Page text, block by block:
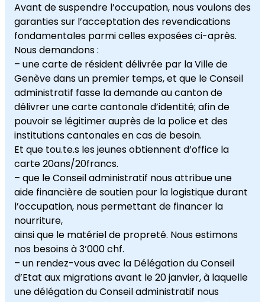
Avant de suspendre l’occupation, nous voulons des
garanties sur l’acceptation des revendications
fondamentales parmi celles exposées ci-après.
Nous demandons :
– une carte de résident délivrée par la Ville de
Genève dans un premier temps, et que le Conseil
administratif fasse la demande au canton de
délivrer une carte cantonale d’identité; afin de
pouvoir se légitimer auprès de la police et des
institutions cantonales en cas de besoin.
Et que tou.te.s les jeunes obtiennent d’office la
carte 20ans/20francs.
– que le Conseil administratif nous attribue une
aide financière de soutien pour la logistique durant
l’occupation, nous permettant de financer la
nourriture,
ainsi que le matériel de propreté. Nous estimons
nos besoins à 3’000 chf.
– un rendez-vous avec la Délégation du Conseil
d’Etat aux migrations avant le 20 janvier, à laquelle
une délégation du Conseil administratif nous